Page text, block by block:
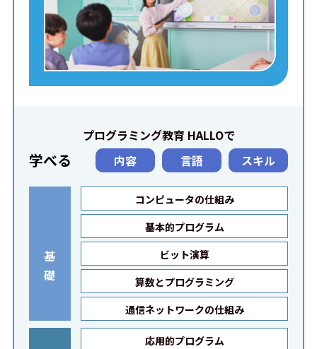
プログラミング教育 HALLOで
学べる 内容 言語 スキル
基
礎
コンピュータの仕組み
基本的プログラム
ビット演算
算数とプログラミング
通信ネットワークの仕組み
応用的プログラム